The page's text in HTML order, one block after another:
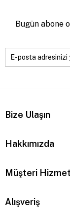
Bugün abone
Bize Ulaşın
Hakkımızda
Müşteri
Alışveriş